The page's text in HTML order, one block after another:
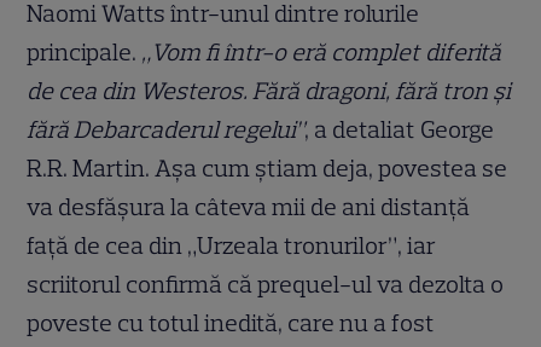
Naomi Watts într-unul dintre rolurile
principale. „Vom fi într-o eră complet diferită
de cea din Westeros. Fără dragoni, fără tron și
fără Debarcaderul regelui”, a detaliat George
R.R. Martin. Așa cum știam deja, povestea se
va desfășura la câteva mii de ani distanță
față de cea din „Urzeala tronurilor”, iar
scriitorul confirmă că prequel-ul va dezolta o
poveste cu totul inedită, care nu a fost